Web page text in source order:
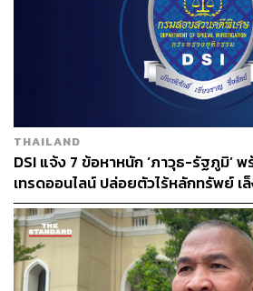
การถูกกล่าวโทษข้างต้นมีผล
ข่ายมีลักษณะขาดความน่าไว้วางใจใน
และผู้บริหารของบริษัทที่ออกหลักทรัพ
จึงไม่สามารถเป็นกรรมการและผู้บริห
ทรัพย์จดทะเบียนนับตั้งแต่วันที่ถูกกล่า
เวลาที่ถูกกล่าวโทษดำเนินคดี ตามป
ก.ล.ต. ที่ กจ. 3/2560 เรื่อง การกำหน
ไว้วางใจของกรรมการและผู้บริหารข
h.sec.or.th/nrs/7200s.pdf
5. โทษสูงสุดตามกฎหมายในกรณีนี้มี
ผิดแต่ละมาตรา
THAILAND
DSI แจ้ง 7 ข้อหาหนัก ‘ภาวุธ-รัฐภูมิ’
เทรดออนไลน์ ปล่อยตัวไร้หลักทรัพย์ เ
ราย